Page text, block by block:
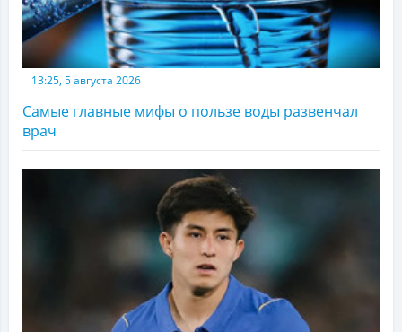
13:25, 5 августа 2026
Самые главные мифы о пользе воды развенчал
врач